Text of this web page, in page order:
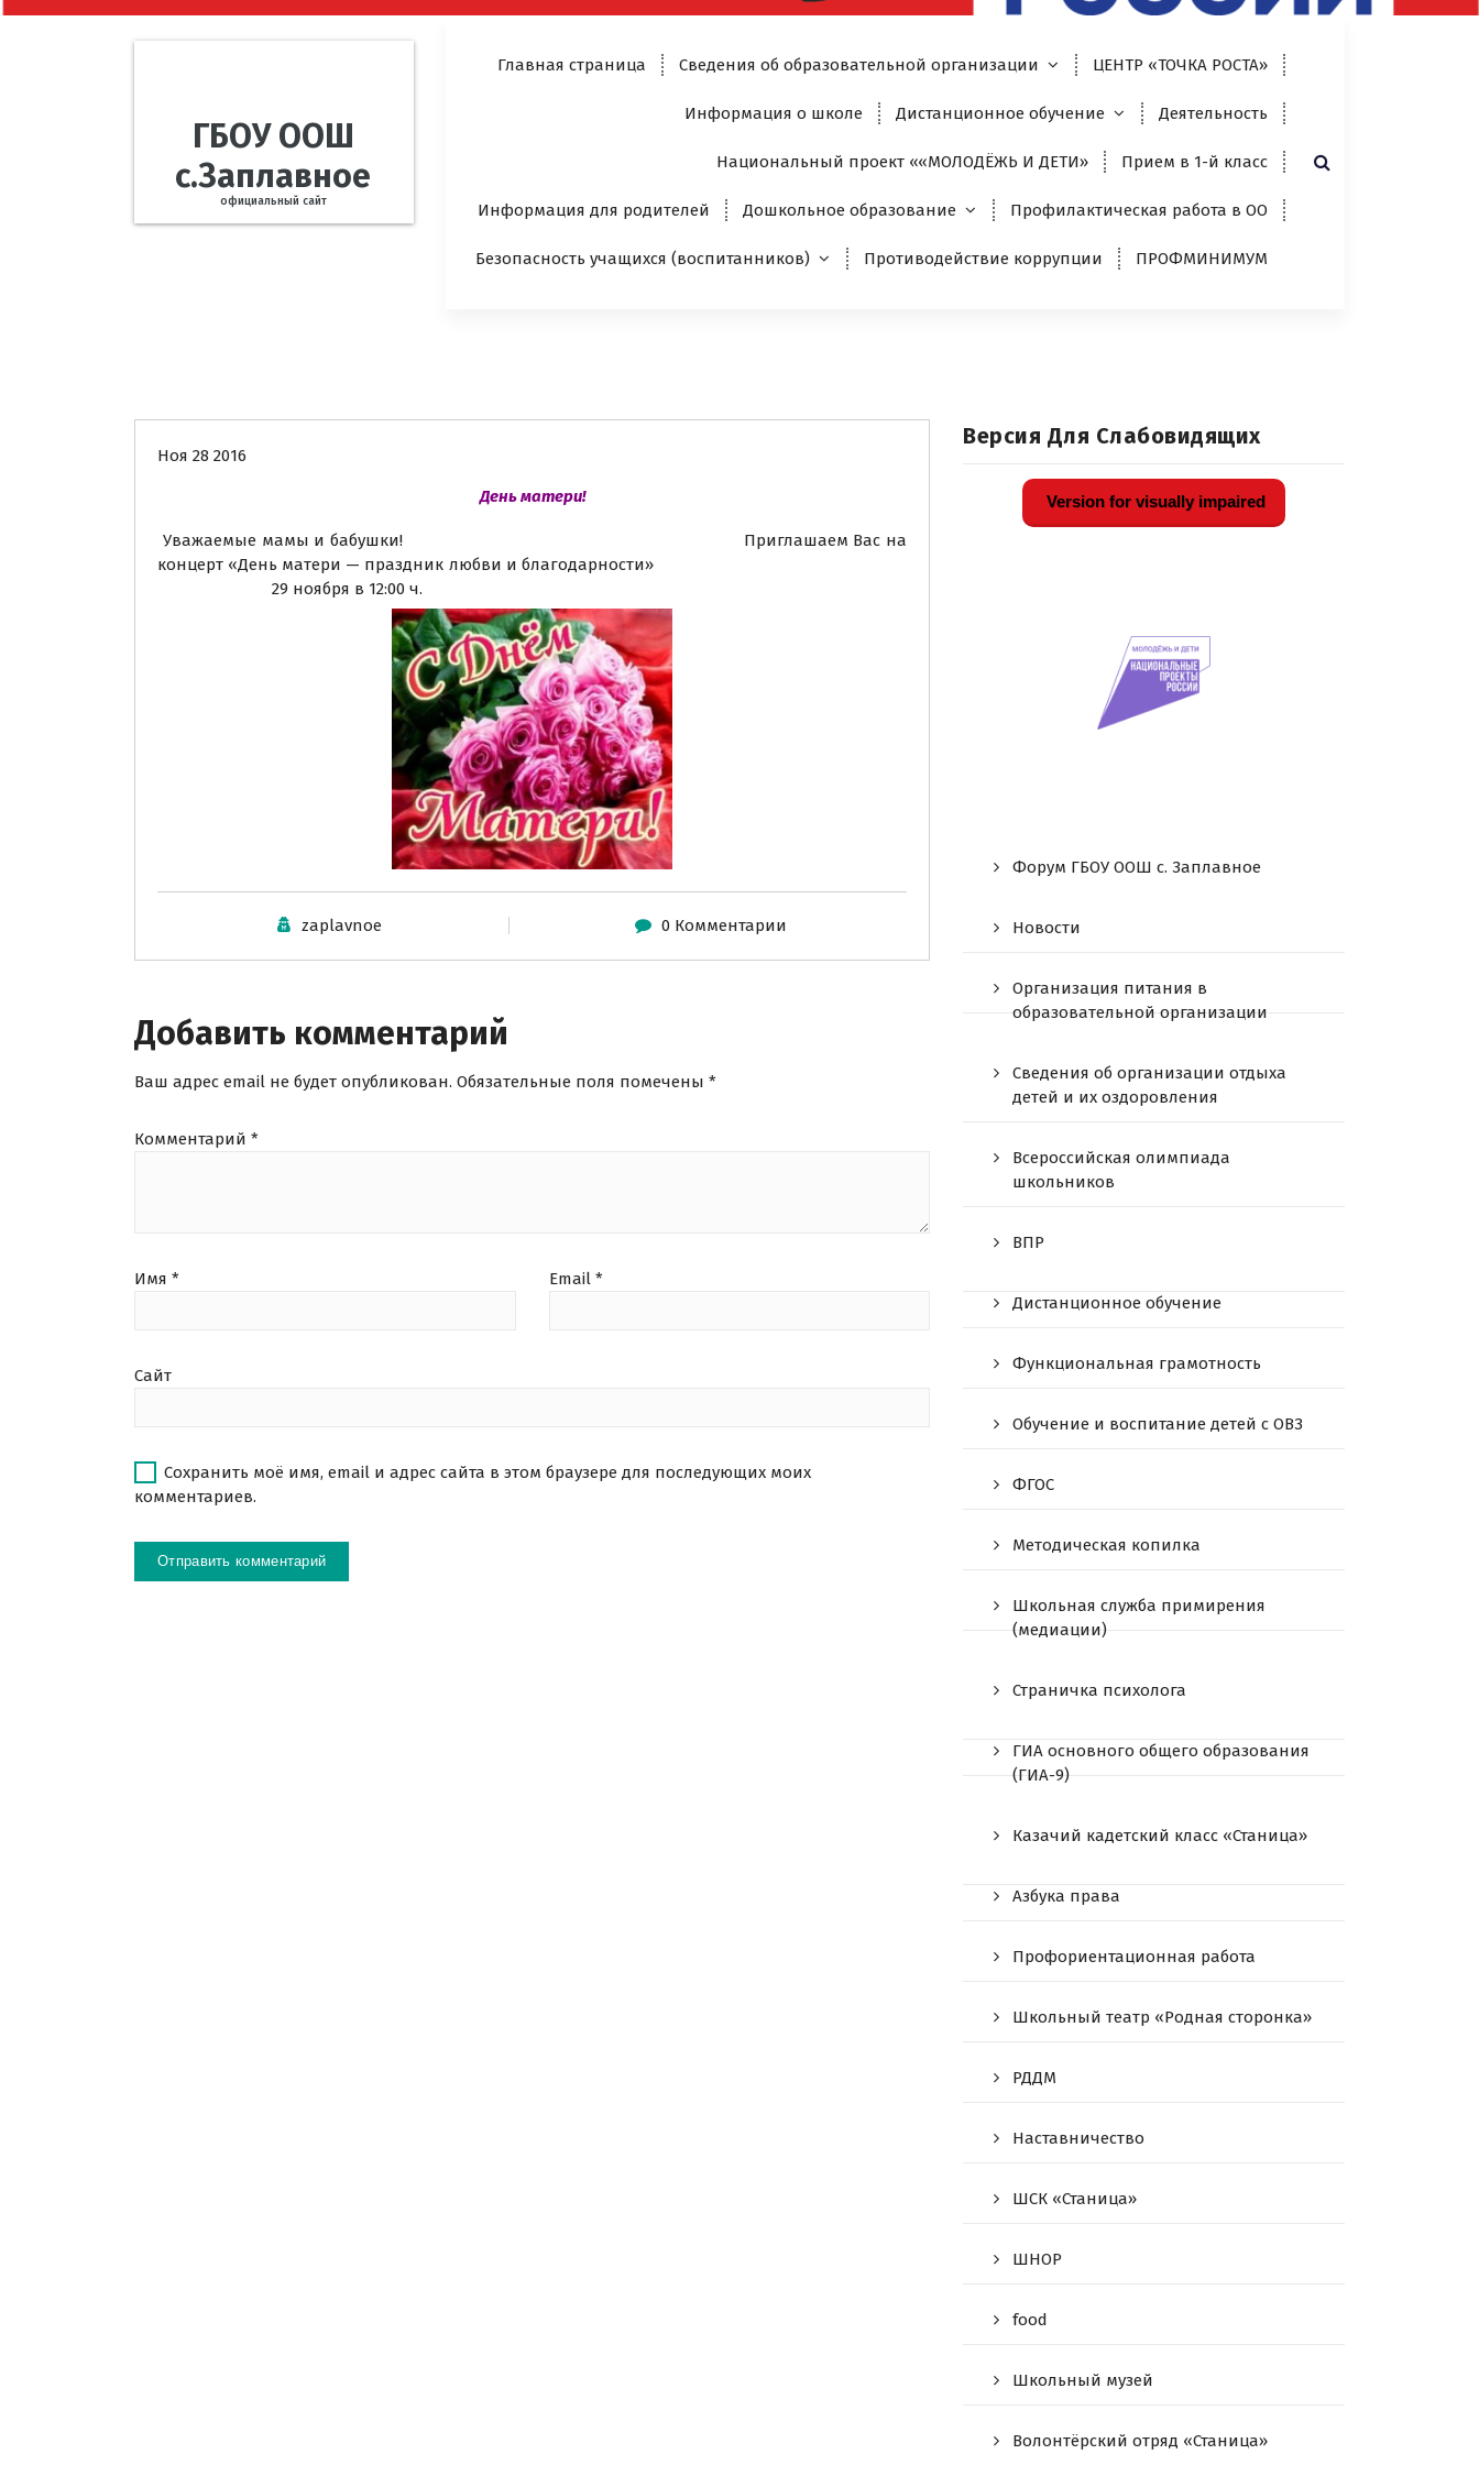
ГБОУ ООШ
с.Заплавное
официальный сайт
Главная страница Сведения об образовательной организации ЦЕНТР «ТОЧКА РОСТА»
Информация о школе Дистанционное обучение Деятельность
Национальный проект ««МОЛОДЁЖЬ И ДЕТИ» Прием в 1-й класс
Информация для родителей Дошкольное образование Профилактическая работа в ОО
Безопасность учащихся (воспитанников) Противодействие коррупции ПРОФМИНИМУМ
Ноя 28 2016
День матери!
Уважаемые мамы и бабушки! Приглашаем Вас на
концерт «День матери — праздник любви и благодарности»
29 ноября в 12:00 ч.
zaplavnoe 0 Комментарии
Добавить комментарий
Ваш адрес email не будет опубликован. Обязательные поля помечены *
Комментарий *
Имя * Email *
Сайт
Сохранить моё имя, email и адрес сайта в этом браузере для последующих моих
комментариев.
Версия Для Слабовидящих
Version for visually impaired
Форум ГБОУ ООШ c. Заплавное
Новости
Организация питания в
образовательной организации
Сведения об организации отдыха
детей и их оздоровления
Всероссийская олимпиада
школьников
ВПР
Дистанционное обучение
Функциональная грамотность
Обучение и воспитание детей с ОВЗ
ФГОС
Методическая копилка
Школьная служба примирения
(медиации)
Страничка психолога
ГИА основного общего образования
(ГИА-9)
Казачий кадетский класс «Станица»
Азбука права
Профориентационная работа
Школьный театр «Родная сторонка»
РДДМ
Наставничество
ШСК «Станица»
ШНОР
food
Школьный музей
Волонтёрский отряд «Станица»